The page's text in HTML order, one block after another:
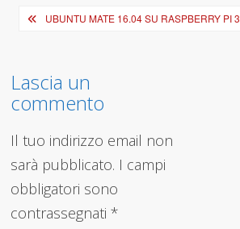
Navigazione
UBUNTU MATE 16.04 SU RASPBERRY PI 3
Lascia un
commento
Il tuo indirizzo email non
sarà pubblicato. I campi
obbligatori sono
contrassegnati*